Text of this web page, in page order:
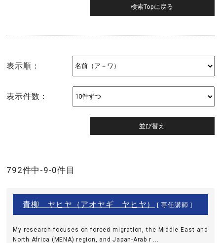
表示順：
表示件数：
792件中-9-0件目
青柳 ヤヒヤ（アオヤギ ヤヒヤ） [ 専任講師 ]
My research focuses on forced migration, the Middle East and
North Africa (MENA) region, and Japan-Arab r ...